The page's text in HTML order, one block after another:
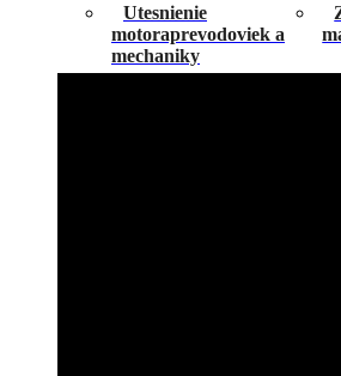
Utesnienie
motoraprevodoviek a
mechaniky